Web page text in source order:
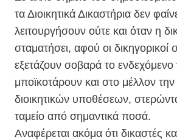
τα Διοικητικά Δικαστήρια δεν
λειτουργήσουν ούτε και όταν η
σταματήσει, αφού οι δικηγορικοί
εξετάζουν σοβαρά το ενδεχόμενο
μποϊκοτάρουν και στο μέλλον
διοικητικών υποθέσεων,
ταμείο από σημαντικά ποσά.
Αναφέρεται ακόμα ότι δικαστές